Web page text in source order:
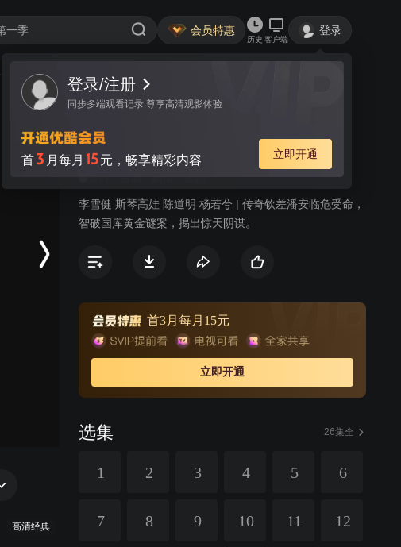
会员特惠
历史 客户端
登录
视频 讨论
尚方宝剑
喜剧
李雪健 斯琴高娃 陈道明 杨若兮 | 传奇钦差潘安临危受命，
智破国库黄金谜案，揭出惊天阴谋。
首3月每月15元
立即开通
选集 26集全
1 2 3 4 5 6
7 8 9 10 11 12
高清经典